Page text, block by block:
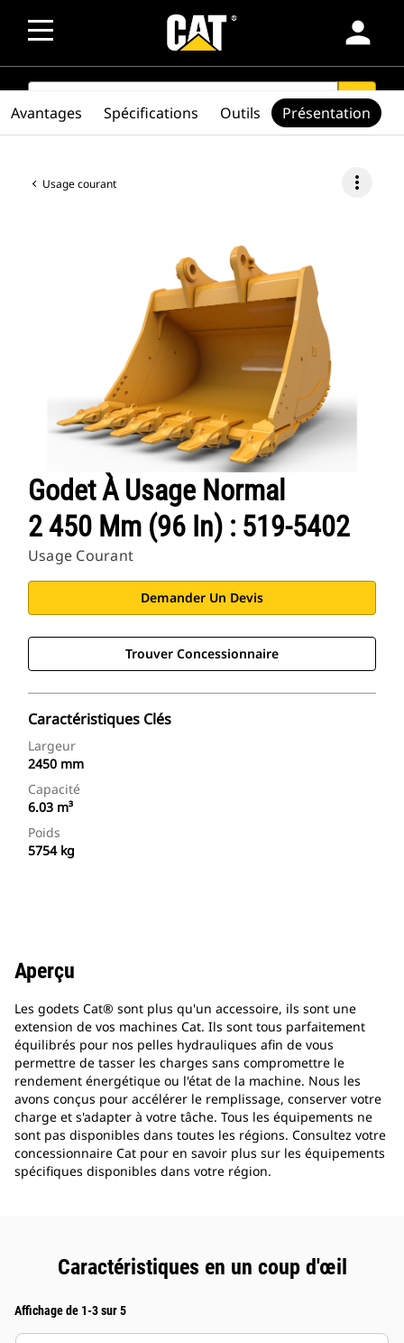
person
SEARCH search
Usage courant more_vert
Godet À Usage Normal
2 450 Mm (96 In) : 519-5402
Usage Courant
Demander Un Devis
Trouver Concessionnaire
Caractéristiques Clés
Largeur
2450 mm
Capacité
6.03 m³
Poids
5754 kg
Avantages Spécifications Outils Présentation
Aperçu
Les godets Cat® sont plus qu'un accessoire, ils sont une
extension de vos machines Cat. Ils sont tous parfaitement
équilibrés pour nos pelles hydrauliques afin de vous
permettre de tasser les charges sans compromettre le
rendement énergétique ou l'état de la machine. Nous les
avons conçus pour accélérer le remplissage, conserver votre
charge et s'adapter à votre tâche. Tous les équipements ne
sont pas disponibles dans toutes les régions. Consultez votre
concessionnaire Cat pour en savoir plus sur les équipements
spécifiques disponibles dans votre région.
Caractéristiques en un coup d'œil
Affichage de 1-3 sur 5